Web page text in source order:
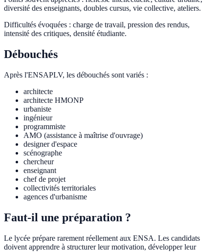
diversité des enseignants, doubles cursus, vie collective, ateliers.
Difficultés évoquées : charge de travail, pression des rendus,
intensité des critiques, densité étudiante.
Débouchés
Après l'ENSAPLV, les débouchés sont variés :
architecte
architecte HMONP
urbaniste
ingénieur
programmiste
AMO (assistance à maîtrise d'ouvrage)
designer d'espace
scénographe
chercheur
enseignant
chef de projet
collectivités territoriales
agences d'urbanisme
Faut-il une préparation ?
Le lycée prépare rarement réellement aux ENSA. Les candidats
doivent apprendre à structurer leur motivation, développer leur